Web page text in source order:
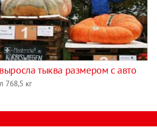
тыква размером с авто
768,5 кг